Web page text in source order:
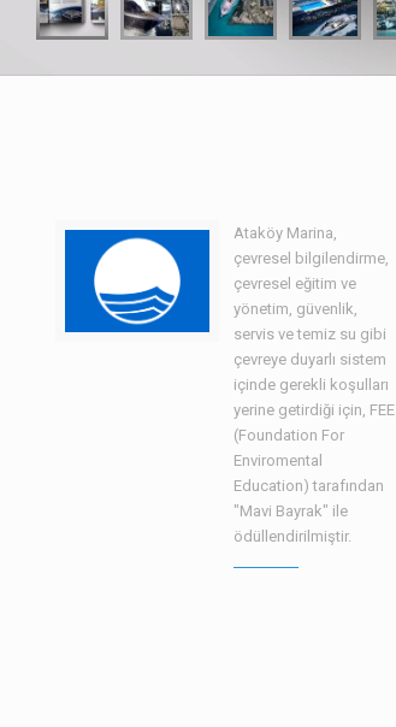
Ataköy Marina,
çevresel bilgilendirme,
çevresel eğitim ve
yönetim, güvenlik,
servis ve temiz su gibi
çevreye duyarlı sistem
içinde gerekli koşulları
yerine getirdiği için, FEE
(Foundation For
Enviromental
Education) tarafından
"Mavi Bayrak" ile
ödüllendirilmiştir.